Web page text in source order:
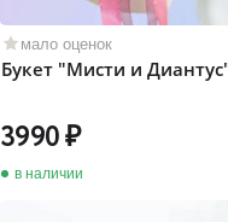
мало оценок
Букет "Мисти и
3990
в наличии